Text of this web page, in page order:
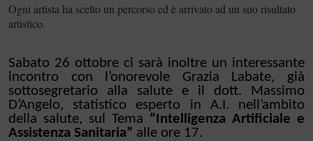
Ogni artista ha scelto un percorso ed è arrivato ad un suo risultato
artistico.
Sabato 26 ottobre ci sarà inoltre un interessante
incontro con l’onorevole Grazia Labate, già
sottosegretario alla salute e il dott. Massimo
D’Angelo, statistico esperto in A.I. nell’ambito
della salute, sul Tema “Intelligenza Artificiale e
Assistenza Sanitaria” alle ore 17.